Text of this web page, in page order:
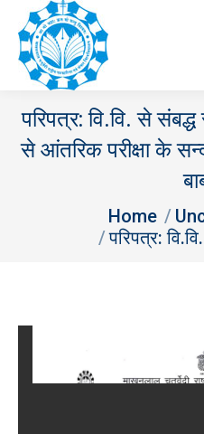
परिपत्र: वि.वि. से
से आंतरिक परीक्षा के
Home
परिपत्र: